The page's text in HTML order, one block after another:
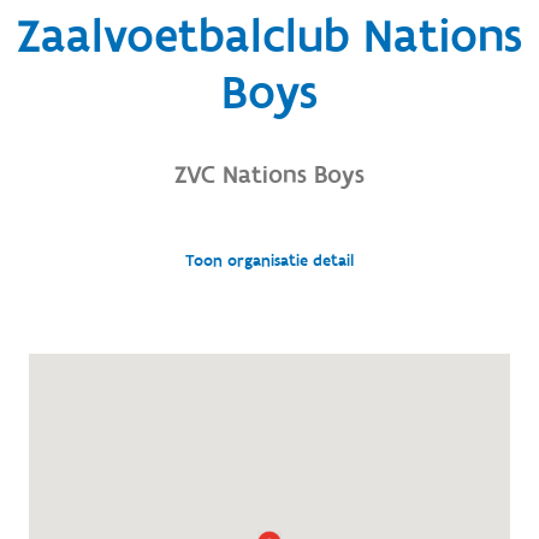
Zaalvoetbalclub Nations
Boys
ZVC Nations Boys
Toon organisatie detail